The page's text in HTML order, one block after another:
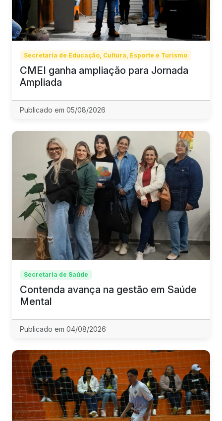
Secretaria de Educação, Cultura, Esporte e Turismo
CMEI ganha ampliação para Jornada
Ampliada
Publicado em 05/08/2026
Secretaria de Saúde
Contenda avança na gestão em Saúde
Mental
Publicado em 04/08/2026